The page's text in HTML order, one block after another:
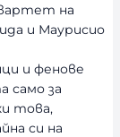
на
и Маурисио
и фенове
само за
това,
си на